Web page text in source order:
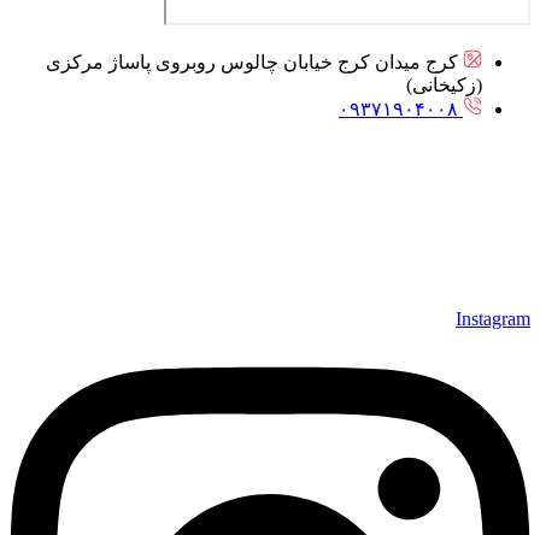
کرج میدان کرج خیابان چالوس روبروی پاساژ مرکزی
(زکیخانی)
۰۹۳۷۱۹۰۴۰۰۸
Instagram